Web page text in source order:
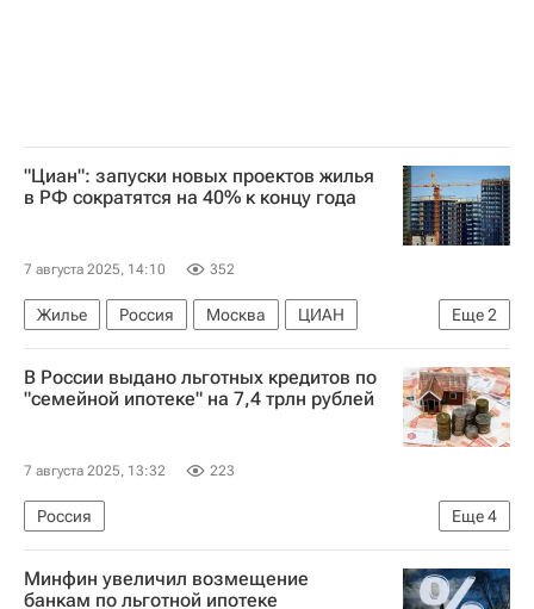
"Циан": запуски новых проектов жилья
в РФ сократятся на 40% к концу года
7 августа 2025, 14:10 352
Еще2
Жилье Россия Москва
ЦИАН
Строительство
Девелоперы
В России выдано льготных кредитов по
"семейной ипотеке" на 7,4 трлн рублей
7 августа 2025, 13:32 223
Еще4
Россия
Министерство финансов РФ (Минфин России)
Льготная ипотека
Ипотека Кредиты
Минфин увеличил возмещение
банкам по льготной ипотеке